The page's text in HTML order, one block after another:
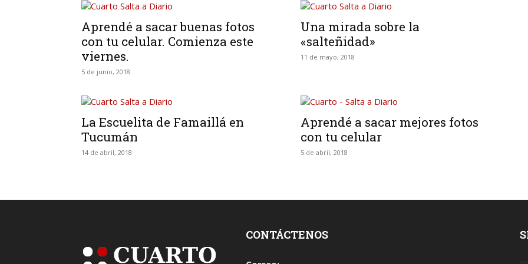
Aprendé a sacar buenas fotos
con tu celular. Comienza este
viernes.
5 de junio, 2018
Una mirada sobre la
«salteñidad»
11 de mayo, 2018
La Escuelita de Famaillá en
Tucumán
14 de abril, 2018
Aprendé a sacar mejores fotos
con tu celular
5 de abril, 2018
CONTÁCTENOS